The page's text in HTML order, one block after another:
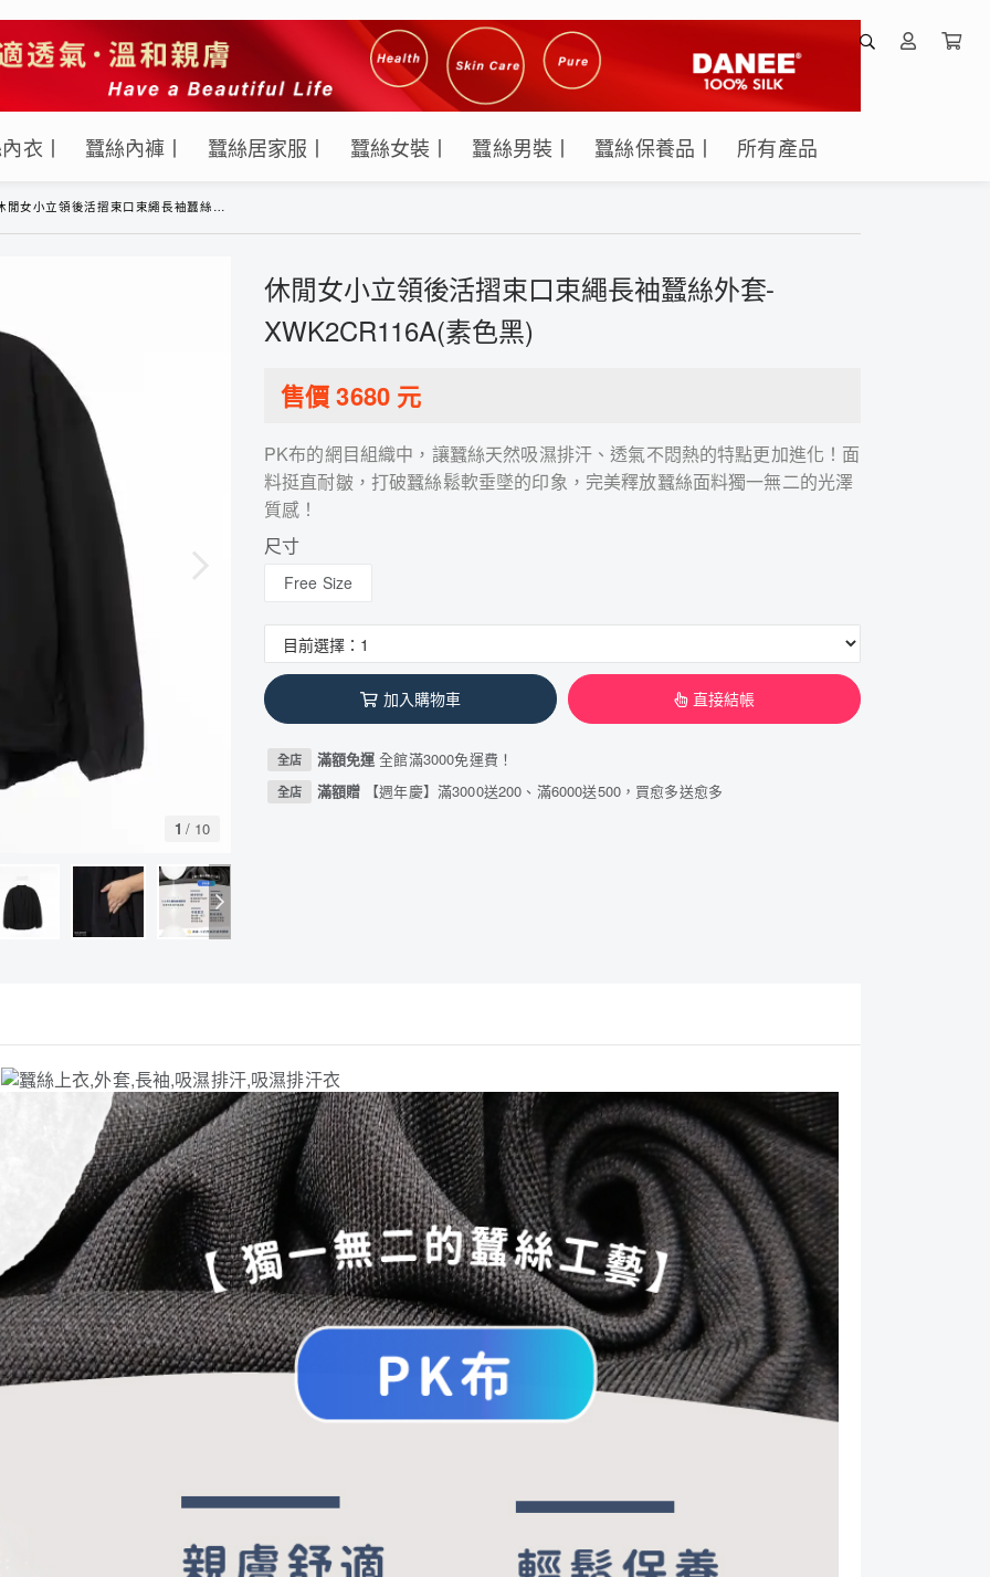
衣丨 蠶絲內褲丨 蠶絲居家服丨 蠶絲女裝丨 蠶絲男裝丨 蠶絲保養品丨 所有產品
女小立領後活摺束口束繩長袖蠶絲外套-XWK2CR116A(素色黑)
1 / 10
休閒女小立領後活摺束口束繩長袖蠶絲外套-
XWK2CR116A(素色黑)
售價3680 元
PK布的網目組織中，讓蠶絲天然吸濕排汗、透氣不悶熱的特點更加進化！面
料挺直耐皺，打破蠶絲鬆軟垂墜的印象，完美釋放蠶絲面料獨一無二的光澤
質感！
尺寸
Free Size
加入購物車 直接結帳
全店 滿額免運全館滿3000免運費！
全店 滿額贈 【週年慶】滿3000送200、滿6000送500，買愈多送愈多